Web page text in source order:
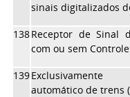
sinais digitalizados
138Receptor de Sinal
com ou sem
139
automático de trens